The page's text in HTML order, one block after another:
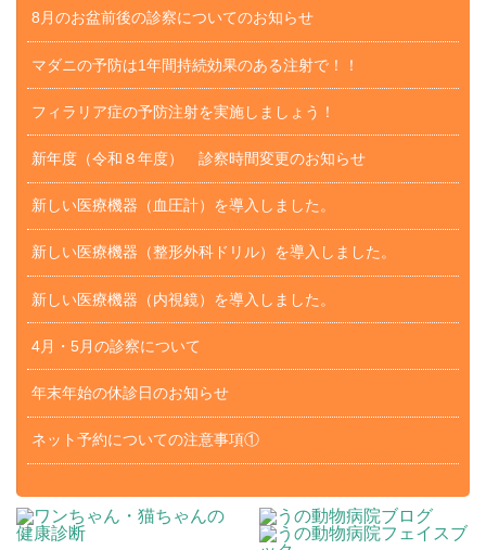
8月のお盆前後の診察についてのお知らせ
マダニの予防は1年間持続効果のある注射で！！
フィラリア症の予防注射を実施しましょう！
新年度（令和８年度） 診察時間変更のお知らせ
新しい医療機器（血圧計）を導入しました。
新しい医療機器（整形外科ドリル）を導入しました。
新しい医療機器（内視鏡）を導入しました。
4月・5月の診察について
年末年始の休診日のお知らせ
ネット予約についての注意事項①